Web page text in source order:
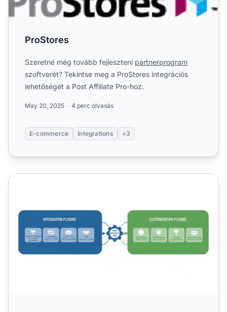
ProStores
Szeretné még tovább fejleszteni partnerprogram
szoftverét? Tekintse meg a ProStores integrációs
lehetőségét a Post Affiliate Pro-hoz.
May 20, 2025 4 perc olvasás
E-commerce Integrations +3
Milyen típusú bővítményeket kínál a Post Affiliate Pro?